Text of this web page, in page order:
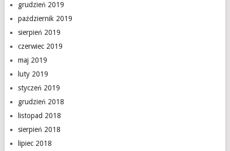
grudzień 2019
październik 2019
sierpień 2019
czerwiec 2019
maj 2019
luty 2019
styczeń 2019
grudzień 2018
listopad 2018
sierpień 2018
lipiec 2018